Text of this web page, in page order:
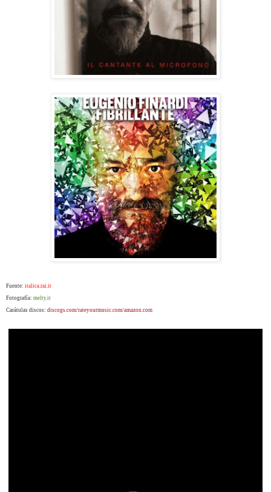
Fuente: italica.rai.it
Fotografía: melty.it
Carátulas discos: discogs.com/rateyourmusic.com/amazon.com